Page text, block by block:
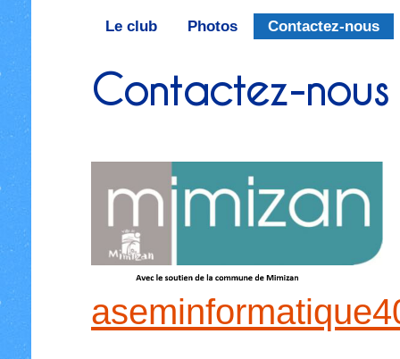
Le club Photos Contactez-nous
Contactez-nous